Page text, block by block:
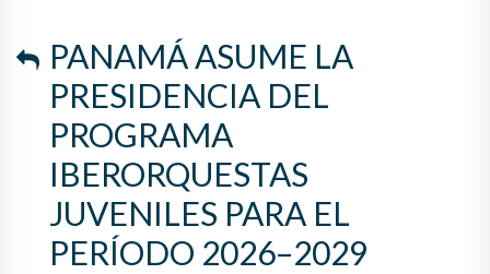
PANAMÁ ASUME LA
PRESIDENCIA DEL
PROGRAMA
IBERORQUESTAS
JUVENILES PARA EL
PERÍODO 2026–2029